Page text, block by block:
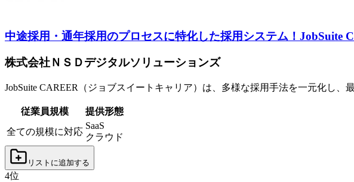
中途採用・通年採用のプロセスに特化した採用システム！ JobSuite
株式会社ＮＳＤデジタルソリューションズ
JobSuite CAREER（ジョブスイートキャリア）は、多様な採用手法を一元化し
従業員規模
提供形態
全ての規模に対応
SaaS
クラウド
リストに追加する
4位